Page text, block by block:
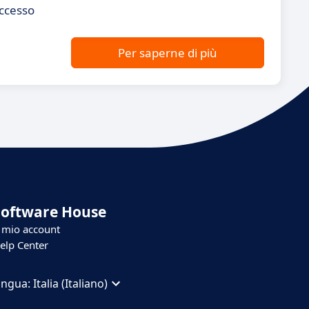
Per saperne di più
House
account
Center
Italia (Italiano)